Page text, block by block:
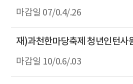
07/0.4/.26
재)과천한마당축제 청년인턴사
10/0.6/.03